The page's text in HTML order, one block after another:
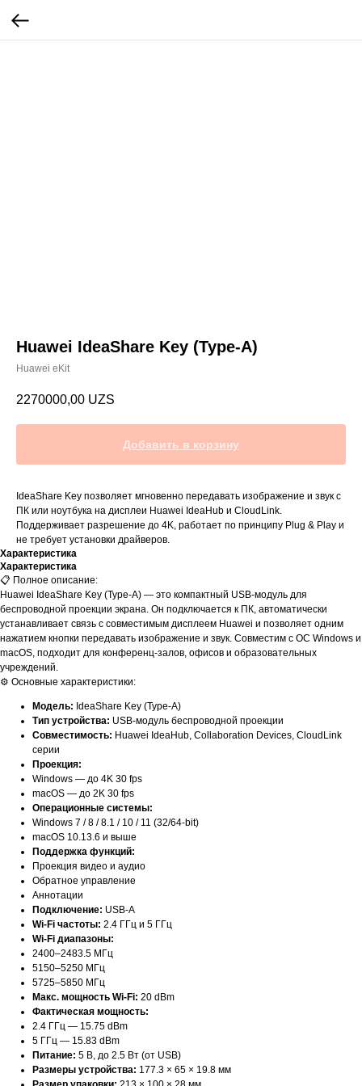
Huawei IdeaShare Key (Type-A)
Huawei eKit
2270000,00 UZS
Добавить в корзину
IdeaShare Key позволяет мгновенно передавать изображение и звук с
ПК или ноутбука на дисплеи Huawei IdeaHub и CloudLink.
Поддерживает разрешение до 4K, работает по принципу Plug & Play и
не требует установки драйверов.
Характеристика
Характеристика
📋 Полное описание:
Huawei IdeaShare Key (Type-A) — это компактный USB-модуль для
беспроводной проекции экрана. Он подключается к ПК, автоматически
устанавливает связь с совместимым дисплеем Huawei и позволяет одним
нажатием кнопки передавать изображение и звук. Совместим с ОС Windows и
macOS, подходит для конференц-залов, офисов и образовательных
учреждений.
⚙️ Основные характеристики:
Модель: IdeaShare Key (Type-A)
Тип устройства: USB-модуль беспроводной проекции
Совместимость: Huawei IdeaHub, Collaboration Devices, CloudLink
серии
Проекция:
Windows — до 4K 30 fps
macOS — до 2K 30 fps
Операционные системы:
Windows 7 / 8 / 8.1 / 10 / 11 (32/64-bit)
macOS 10.13.6 и выше
Поддержка функций:
Проекция видео и аудио
Обратное управление
Аннотации
Подключение: USB-A
Wi-Fi частоты: 2.4 ГГц и 5 ГГц
Wi-Fi диапазоны:
2400–2483.5 МГц
5150–5250 МГц
5725–5850 МГц
Макс. мощность Wi-Fi: 20 dBm
Фактическая мощность:
2.4 ГГц — 15.75 dBm
5 ГГц — 15.83 dBm
Питание: 5 В, до 2.5 Вт (от USB)
Размеры устройства: 177.3 × 65 × 19.8 мм